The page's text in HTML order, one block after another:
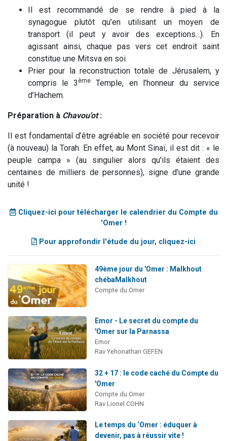
Il est recommandé de se rendre à pied à la
synagogue plutôt qu’en utilisant un moyen de
transport (il peut y avoir des exceptions...). En
agissant ainsi, chaque pas vers cet endroit saint
constitue une Mitsva en soi.
Prier pour la reconstruction totale de Jérusalem, y
compris le 3 ème
Temple, en l’honneur du service
d’Hachem.
Préparation à Chavou'ot:
Il est fondamental d’être agréable en société pour recevoir
(à nouveau) la Torah. En effet, au Mont Sinaï, il est dit : « le
peuple campa » (au singulier alors qu'ils étaient des
centaines de milliers de personnes), signe d’une grande
unité !
Cliquez-ici pour télécharger le calendrier du Compte du
'Omer !
Pour approfondir l'étude du jour, cliquez-ici
49ème jour du 'Omer : Malkhout
chébaMalkhout
Compte du Omer
Emor - Le secret du compte du
'Omer sur la Parnassa
Emor
Rav Yehonathan GEFEN
32 + 17 : le code caché du Compte du
'Omer
Compte du Omer
Rav Lionel COHN
Le temps du ‘Omer : éduquer à
devenir, pas à réussir vite !